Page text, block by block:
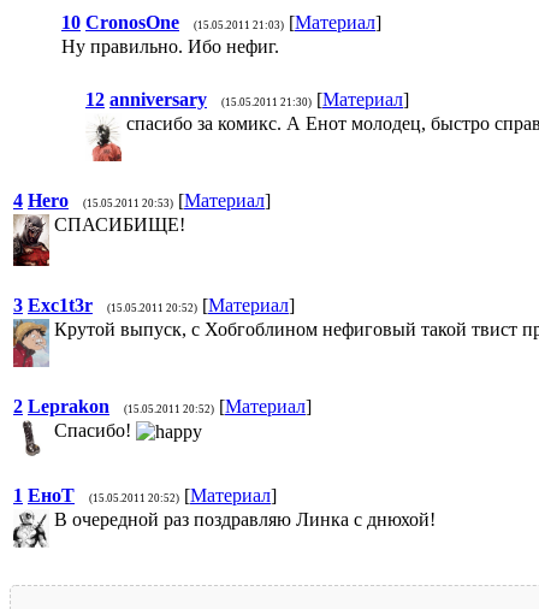
10 CronosOne (15.05.2011 21:03) [Материал]
Ну правильно. Ибо нефиг.
12 anniversary (15.05.2011 21:30) [Материал]
спасибо за комикс. А Енот молодец, быстро
4 Hero (15.05.2011 20:53) [Материал]
СПАСИБИЩЕ!
3 Exc1t3r (15.05.2011 20:52) [Материал]
Крутой выпуск, с Хобгоблином нефиговый такой твист
2 Leprakon (15.05.2011 20:52) [Материал]
Спасибо!
1 ЕноТ (15.05.2011 20:52) [Материал]
В очередной раз поздравляю Линка с днюхой!